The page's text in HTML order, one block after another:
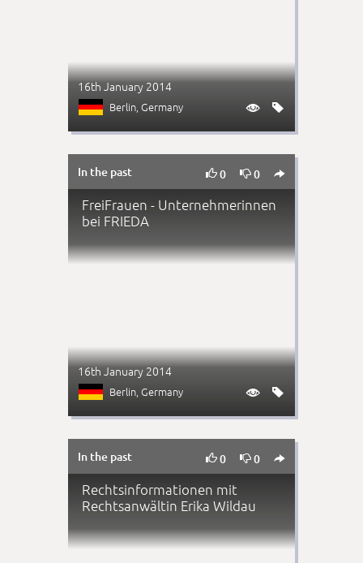
16th January 2014
Berlin, Germany  
In the past 0 0 
FreiFrauen - Unternehmerinnen
bei FRIEDA
16th January 2014
Berlin, Germany  
In the past 0 0 
Rechtsinformationen mit
Rechtsanwältin Erika Wildau